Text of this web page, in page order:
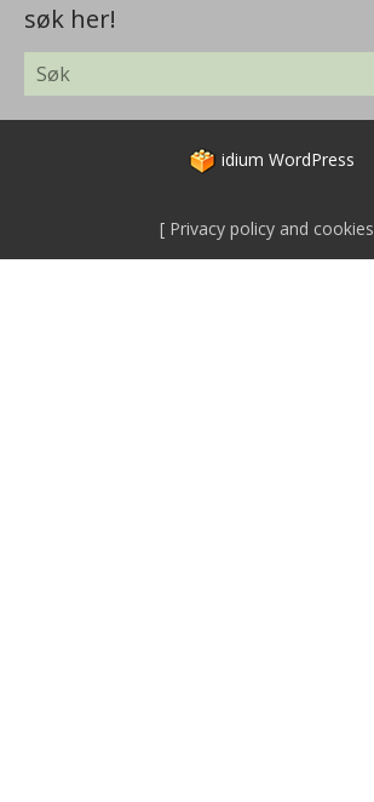
søk her!
idium WordPress
Privacy policy and cookies